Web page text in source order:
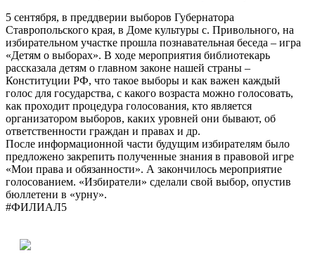
5 сентября, в преддверии выборов Губернатора
Ставропольского края, в Доме культуры с. Привольного, на
избирательном участке прошла познавательная беседа – игра
«Детям о выборах». В ходе мероприятия библиотекарь
рассказала детям о главном законе нашей страны –
Конституции РФ, что такое выборы и как важен каждый
голос для государства, с какого возраста можно голосовать,
как проходит процедура голосования, кто является
организатором выборов, каких уровней они бывают, об
ответственности граждан и правах и др.
После информационной части будущим избирателям было
предложено закрепить полученные знания в правовой игре
«Мои права и обязанности». А закончилось мероприятие
голосованием. «Избиратели» сделали свой выбор, опустив
бюллетени в «урну».
#ФИЛИАЛ5